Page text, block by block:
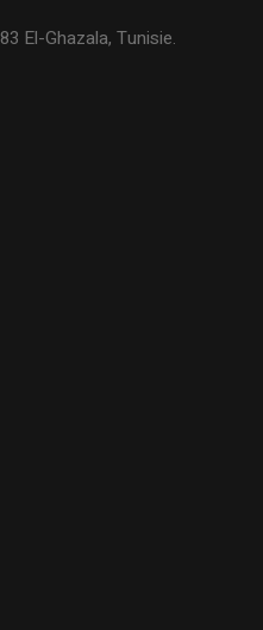
El-Ghazala, Tunisie.